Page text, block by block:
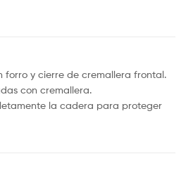
y cierre de cremallera frontal.
con cremallera.
la cadera para proteger